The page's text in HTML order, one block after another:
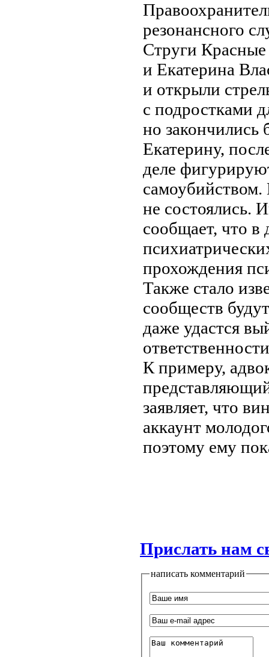
резонансного
Струги
и Екатерина
и открыли
с подростками
но закончились
Екатерину,
деле
не состоялись.
сообщает, что в
прохождения
Также стало
сообществ
даже удастся
К примеру,
заявляет, что
аккаунт
поэтому ему
Прислать нам
написать комментарий